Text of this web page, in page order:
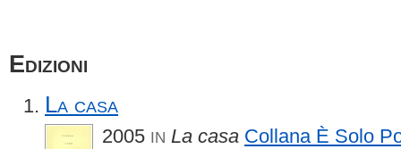
Edizioni
La casa
2005 IN La casa Collana È Solo